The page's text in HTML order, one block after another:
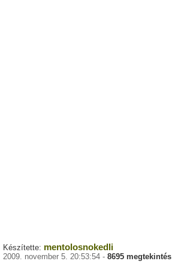
Készítette: mentolosnokedli
2009. november 5. 20:53:54 - 8695 megtekintés